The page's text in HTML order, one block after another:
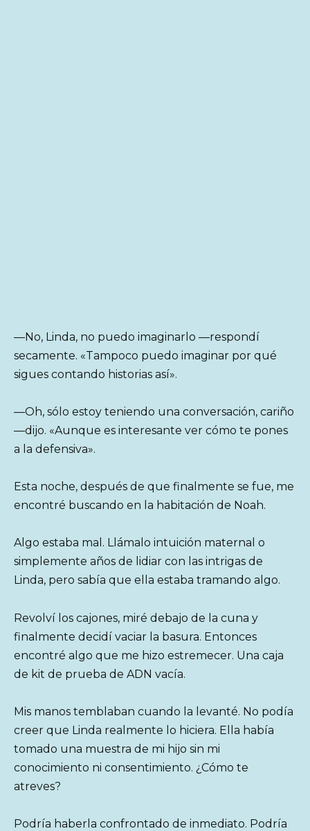
—No, Linda, no puedo imaginarlo —respondí
secamente. «Tampoco puedo imaginar por qué
sigues contando historias así».
—Oh, sólo estoy teniendo una conversación, cariño
—dijo. «Aunque es interesante ver cómo te pones
a la defensiva».
Esta noche, después de que finalmente se fue, me
encontré buscando en la habitación de Noah.
Algo estaba mal. Llámalo intuición maternal o
simplemente años de lidiar con las intrigas de
Linda, pero sabía que ella estaba tramando algo.
Revolví los cajones, miré debajo de la cuna y
finalmente decidí vaciar la basura. Entonces
encontré algo que me hizo estremecer. Una caja
de kit de prueba de ADN vacía.
Mis manos temblaban cuando la levanté. No podía
creer que Linda realmente lo hiciera. Ella había
tomado una muestra de mi hijo sin mi
conocimiento ni consentimiento. ¿Cómo te
atreves?
Podría haberla confrontado de inmediato. Podría